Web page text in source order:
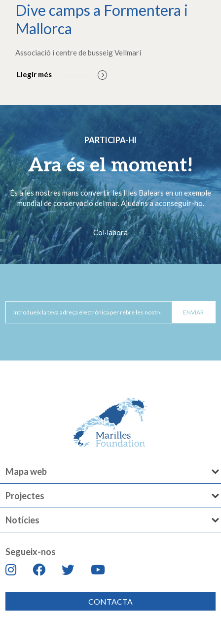
Dive camps a Formentera i
Mallorca
Associació i centre de busseig Vellmarí
Llegir més
PARTICIPA-HI
Ara és el moment!
És a les nostres mans convertir les Illes Balears en un exemple
mundial de conservació del mar. Ajuda’ns a aconseguir-ho.
Col·labora
Mapa web
Projectes
Notícies
Segueix-nos
CONTACTA